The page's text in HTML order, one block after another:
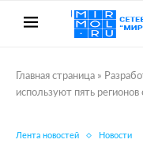
Главная страница »
используют пять регионов
Лента новостей Новости